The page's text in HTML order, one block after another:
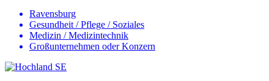
Ravensburg
Gesundheit / Pflege / Soziales
Medizin / Medizintechnik
Großunternehmen oder Konzern